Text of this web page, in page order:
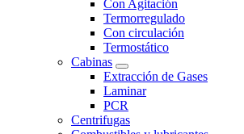
Con Agitación
Termorregulado
Con circulación
Termostático
Cabinas
Extracción de Gases
Laminar
PCR
Centrifugas